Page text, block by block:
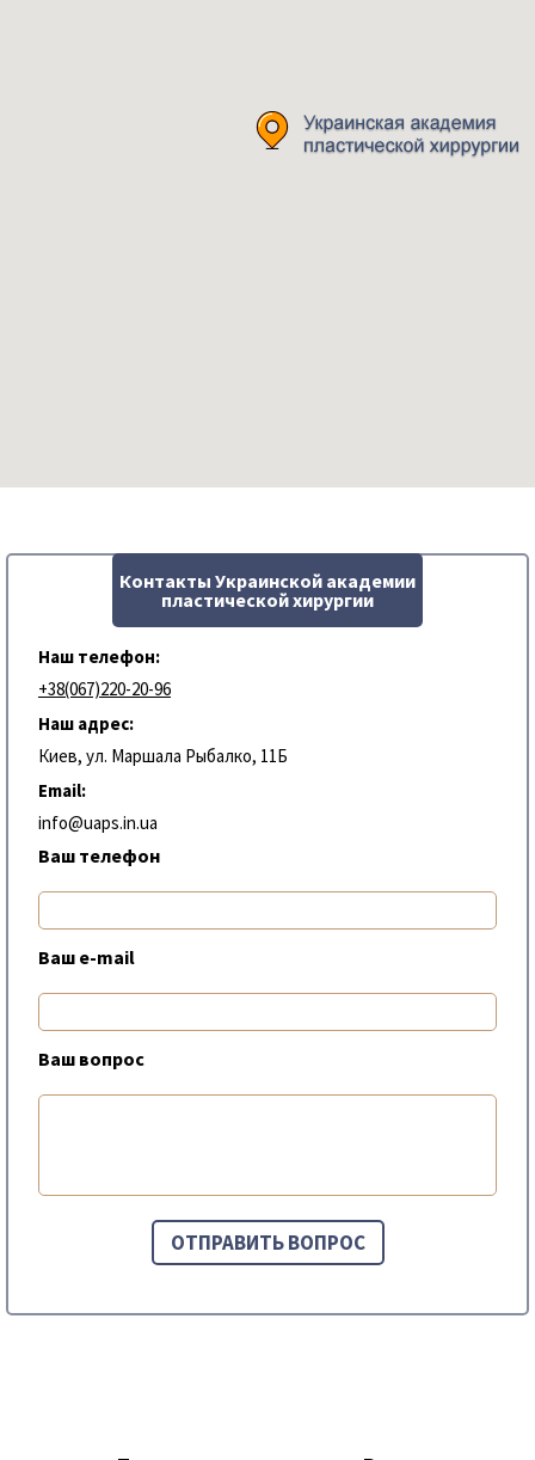
Контакты Украинской академии
пластической хирургии
Наш телефон:
+38(067)220-20-96
Наш адрес:
Киев, ул. Маршала Рыбалко, 11Б
Email:
info@uaps.in.ua
Ваш телефон
Ваш e-mail
Ваш вопрос